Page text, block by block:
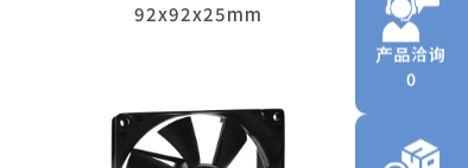
产品洽询
0
92x92x25mm